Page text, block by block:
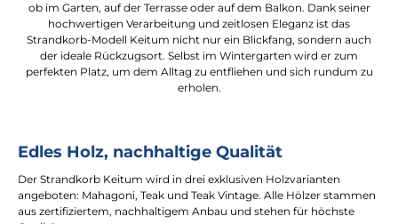
ob im Garten, auf der Terrasse oder auf dem Balkon. Dank seiner
hochwertigen Verarbeitung und zeitlosen Eleganz ist das
Strandkorb-Modell Keitum nicht nur ein Blickfang, sondern auch
der ideale Rückzugsort. Selbst im Wintergarten wird er zum
perfekten Platz, um dem Alltag zu entfliehen und sich rundum zu
erholen.
Edles Holz, nachhaltige Qualität
Der Strandkorb Keitum wird in drei exklusiven Holzvarianten
angeboten: Mahagoni, Teak und Teak Vintage. Alle Hölzer stammen
aus zertifiziertem, nachhaltigem Anbau und stehen für höchste